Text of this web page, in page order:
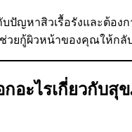
ญหาสิวเรื้อรังและต้องก
วยกู้ผิวหน้าของคุณให้กลับ
อะไรเกี่ยวกับสุ